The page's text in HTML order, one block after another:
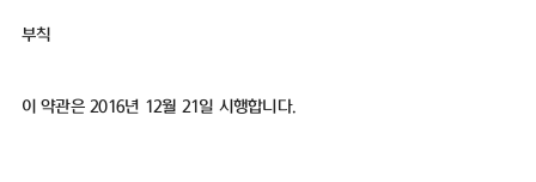
부칙
이 약관은 2016년 12월 21일 시행합니다.